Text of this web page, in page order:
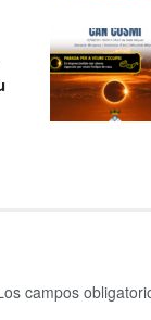
campos